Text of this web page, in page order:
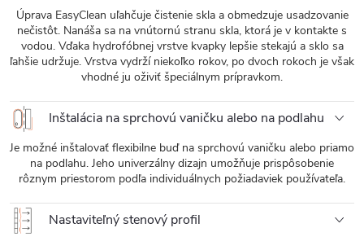
Úprava EasyClean uľahčuje čistenie skla a obmedzuje usadzovanie
nečistôt. Nanáša sa na vnútornú stranu skla, ktorá je v kontakte s
vodou. Vďaka hydrofóbnej vrstve kvapky lepšie stekajú a sklo sa
ľahšie udržuje. Vrstva vydrží niekoľko rokov, po dvoch rokoch je však
vhodné ju oživiť špeciálnym prípravkom.
Inštalácia na sprchovú vaničku alebo na podlahu
Je možné inštalovať flexibilne buď na sprchovú vaničku alebo priamo
na podlahu. Jeho univerzálny dizajn umožňuje prispôsobenie
rôznym priestorom podľa individuálnych požiadaviek používateľa.
Nastaviteľný stenový profil